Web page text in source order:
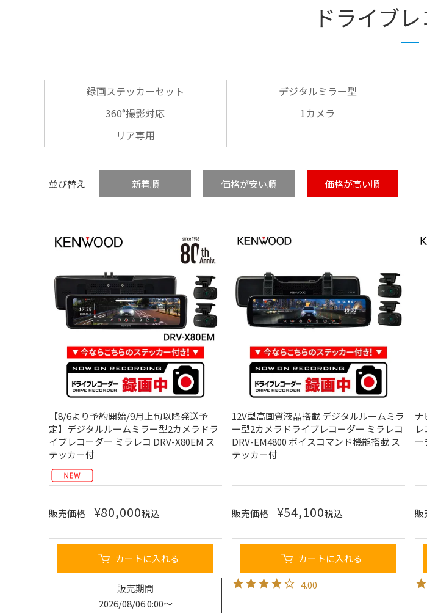
ドライブ
録画ステッカーセット デジタルミラー型
360°撮影対応
1カメラ
リア専用
並び替え 新着順 価格が安い順 価格が高い順
【8/6より予約開始/9月上旬以降発送予
定】デジタルルームミラー型2カメラドラ
イブレコーダー ミラレコ DRV-X80EM ス
テッカー付
販売価格 ¥80,000税込
カートに入れる
販売期間
2026/08/06 0:00〜
12V型高画質液晶搭載 デジタルルームミラ
ー型2カメラドライブレコーダー ミラレコ
DRV-EM4800 ボイスコマンド機能搭載 ス
テッカー付
販売価格 ¥54,100税込
カートに入れる
4.00
ナ
ー
販